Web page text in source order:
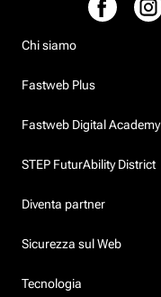
Chi siamo
Fastweb Plus
Fastweb Digital Academy
STEP FuturAbility District
Diventa partner
Sicurezza sul Web
Tecnologia